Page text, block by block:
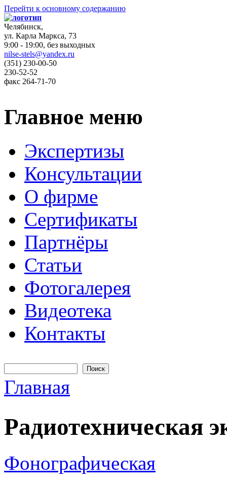
Перейти к основному содержанию
Челябинск,
ул. Карла Маркса, 73
9:00 - 19:00, без выходных
nilse-stels@yandex.ru
(351) 230-00-50
230-52-52
факс 264-71-70
Главное меню
Экспертизы
Консультации
О фирме
Сертификаты
Партнёры
Статьи
Фотогалерея
Видеотека
Контакты
Форма поиска
Вы здесь
Главная
Радиотехническая
Фонографическая